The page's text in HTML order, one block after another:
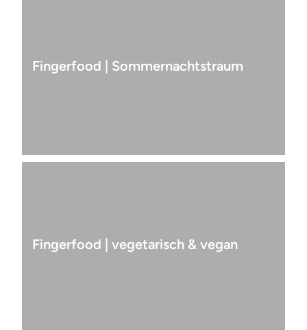
Fingerfood | Sommernachtstraum
Fingerfood | vegetarisch & vegan